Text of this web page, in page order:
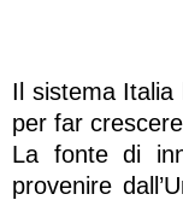
Il sistema Italia
per far
La fonte di
provenire